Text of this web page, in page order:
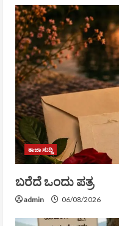
ತಾಜಾ ಸುದ್ದಿ
ಬರೆದೆ ಒಂದು ಪತ್ರ
admin 06/08/2026